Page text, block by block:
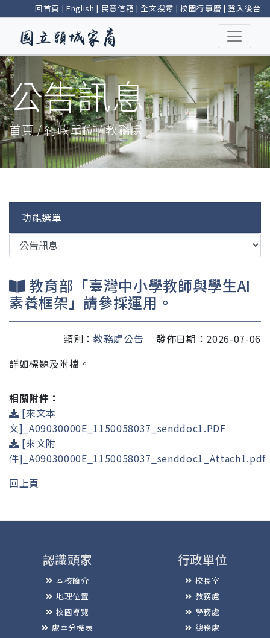
回首頁 | English | 民意信箱 |全文搜尋 | 校園行事曆 |登入後台
公告訊息
首頁 / 行政單位 / 教務處
功能選單
教育部「臺灣中小學教師與學生AI
素養框架」請參採運用。
類別： 教務處公告
發佈日期：2026-07-06
詳如標題及附檔。
相關附件：
[來文本
文]_A09030000E_1150058037_senddoc1.PDF
[來文附
件]_A09030000E_1150058037_senddoc1_Attach1.pdf
回上頁
認識頭家
本校簡介
地理位置
校園導覽
處室分機表
行政單位
校長室
教務處
學務處
總務處